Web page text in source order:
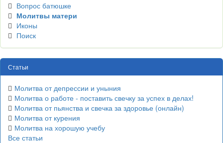
Вопрос батюшке
Молитвы матери
Иконы
Поиск
Статьи
Молитва от депрессии и уныния
Молитва о работе - поставить свечку за успех в делах!
Молитва от пьянства и свечка за здоровье (онлайн)
Молитва от курения
Молитва на хорошую учебу
Все статьи